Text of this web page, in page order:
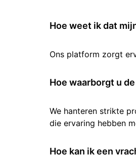
Hoe weet ik dat
Ons platform zorgt
Hoe waarborgt u
We hanteren strikte
die ervaring hebben
Hoe kan ik een